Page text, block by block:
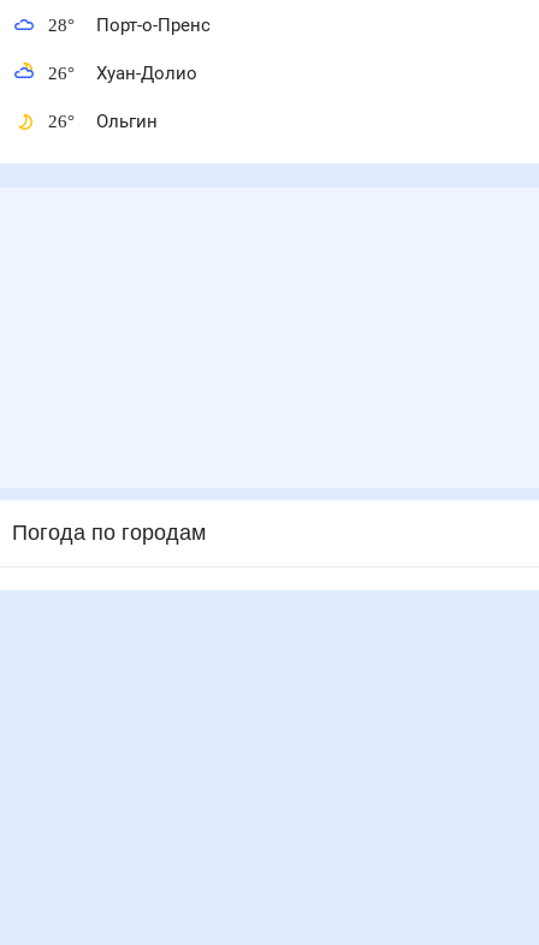
28° Порт-о-Пренс
26° Хуан-Долио
26° Ольгин
Погода по городам